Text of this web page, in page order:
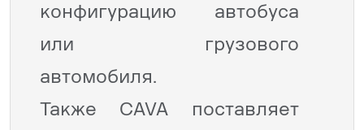
конфигурацию автобуса
или грузового
автомобиля.
Также CAVA поставляет